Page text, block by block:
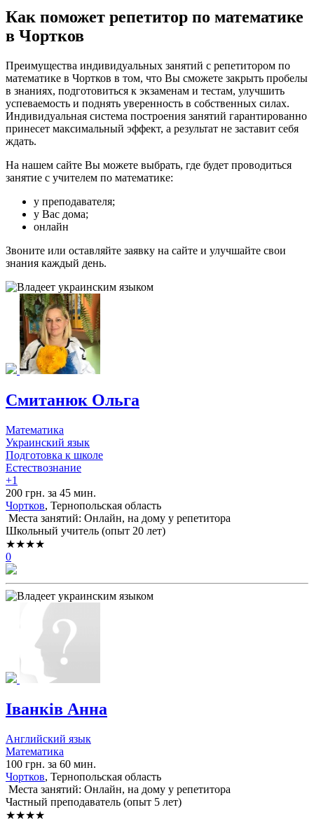
Как поможет репетитор по математике
в Чортков
Преимущества индивидуальных занятий с репетитором по
математике в Чортков в том, что Вы сможете закрыть пробелы
в знаниях, подготовиться к экзаменам и тестам, улучшить
успеваемость и поднять уверенность в собственных силах.
Индивидуальная система построения занятий гарантированно
принесет максимальный эффект, а результат не заставит себя
ждать.
На нашем сайте Вы можете выбрать, где будет проводиться
занятие с учителем по математике:
у преподавателя;
у Вас дома;
онлайн
Звоните или оставляйте заявку на сайте и улучшайте свои
знания каждый день.
Смитанюк Ольга
Математика
Украинский язык
Подготовка к школе
Естествознание
+1
200 грн. за 45 мин.
Чортков, Тернопольская область
Места занятий: Онлайн, на дому у репетитора
Школьный учитель (опыт 20 лет)
★★★★
0
Іванків Анна
Английский язык
Математика
100 грн. за 60 мин.
Чортков, Тернопольская область
Места занятий: Онлайн, на дому у репетитора
Частный преподаватель (опыт 5 лет)
★★★★